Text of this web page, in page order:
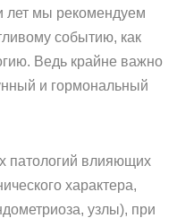
лет мы рекомендуем
событию, как
Ведь крайне важно
и гормональный
патологий влияющих
характера,
узлы), при